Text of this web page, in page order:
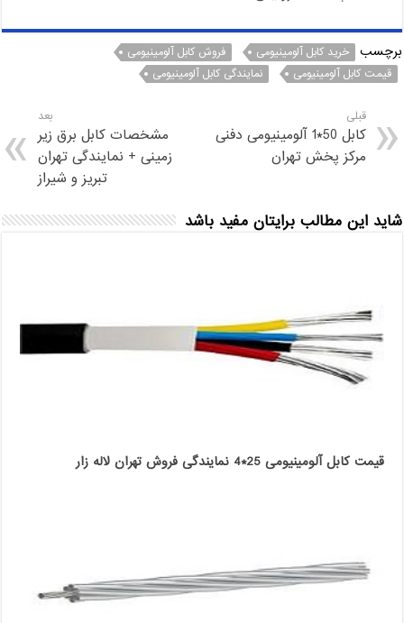
برچسب خرید کابل آلومینیومی
فروش کابل آلومینیومی
قیمت کابل آلومینیومی
نمایندگی کابل آلومینیومی
قبلی
کابل 50*1 آلومینیومی دفنی
مرکز پخش تهران
بعد
مشخصات کابل برق زیر
زمینی + نمایندگی تهران
تبریز و شیراز
شاید این مطالب برایتان مفید باشد
قیمت کابل آلومینیومی 25*4 نمایندگی فروش تهران لاله زار